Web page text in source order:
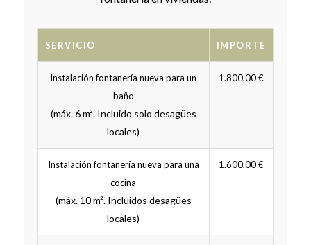
SERVICIO IMPORTE
Instalación fontanería nueva para un
baño
(máx. 6 m². Incluido solo desagües
locales)
1.800,00 €
Instalación fontanería nueva para una
cocina
(máx. 10 m². Incluidos desagües
locales)
1.600,00 €